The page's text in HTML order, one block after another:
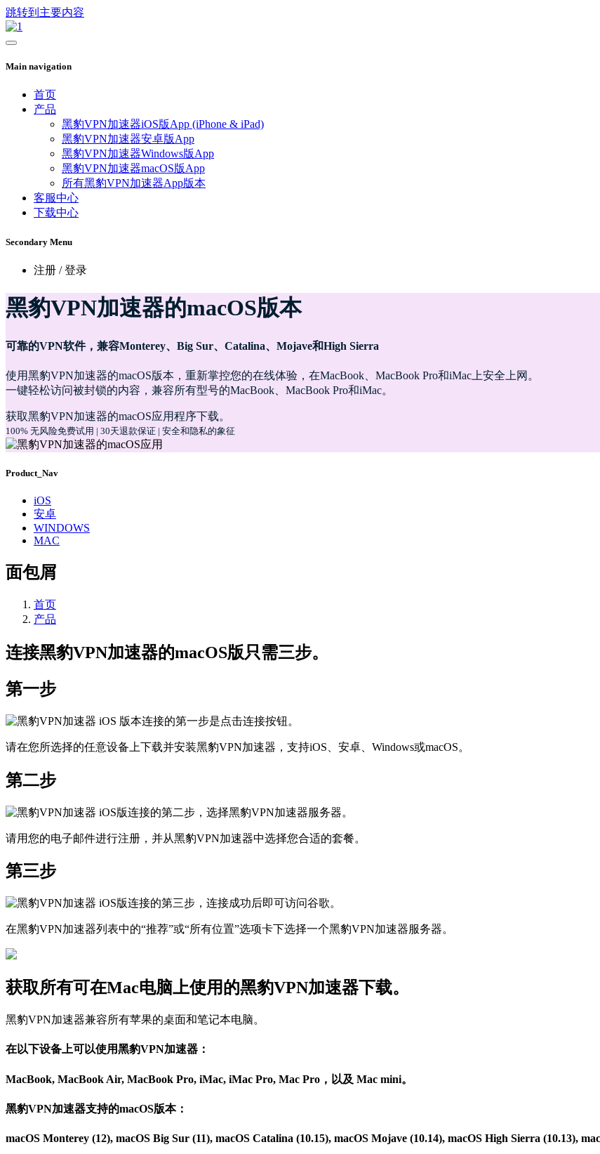
跳转到主要内容
Main navigation
首页
产品
黑豹VPN加速器iOS版App (iPhone & iPad)
黑豹VPN加速器安卓版App
黑豹VPN加速器Windows版App
黑豹VPN加速器macOS版App
所有黑豹VPN加速器App版本
客服中心
下载中心
Secondary Menu
注册 / 登录
黑豹VPN加速器的macOS版本
可靠的VPN软件，兼容Monterey、Big Sur、Catalina、Mojave和High Sierra
使用黑豹VPN加速器的macOS版本，重新掌控您的在线体验，在MacBook、MacBook Pro和iMac上安全上网。
一键轻松访问被封锁的内容，兼容所有型号的MacBook、MacBook Pro和iMac。
获取黑豹VPN加速器的macOS应用程序下载。
100% 无风险免费试用 | 30天退款保证 | 安全和隐私的象征
Product_Nav
iOS
安卓
WINDOWS
MAC
面包屑
首页
产品
连接黑豹VPN加速器的macOS版只需三步。
第一步
请在您所选择的任意设备上下载并安装黑豹VPN加速器，支持iOS、安卓、Windows或macOS。
第二步
请用您的电子邮件进行注册，并从黑豹VPN加速器中选择您合适的套餐。
第三步
在黑豹VPN加速器列表中的“推荐”或“所有位置”选项卡下选择一个黑豹VPN加速器服务器。
获取所有可在Mac电脑上使用的黑豹VPN加速器下载。
黑豹VPN加速器兼容所有苹果的桌面和笔记本电脑。
在以下设备上可以使用黑豹VPN加速器：
MacBook, MacBook Air, MacBook Pro, iMac, iMac Pro, Mac Pro，以及 Mac mini。
黑豹VPN加速器支持的macOS版本：
macOS Monterey (12), macOS Big Sur (11), macOS Catalina (10.15), macOS Mojave (10.14), macOS High Sierra (10.13),